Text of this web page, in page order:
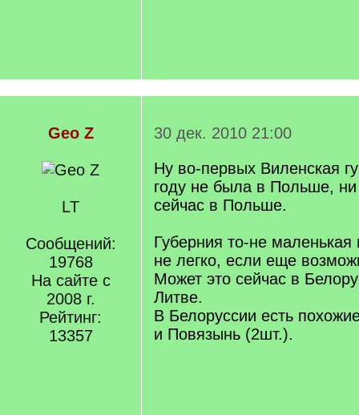
Geo Z
LT
Сообщений:
19768
На сайте с
2008 г.
Рейтинг:
13357
30 дек. 2010 21:00
Ну во-первых Виленская
году не была в Польше, ни
сейчас в Польше.
Губерния то-не
не легко, если еще
Может это сейчас в
Литве.
В Белоруссии есть
и Повязынь (2шт.).